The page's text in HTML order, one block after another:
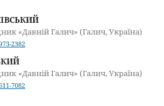
«Давній Галич» (Галич, Україна)
2382
«Давній Галич» (Галич, Україна)
7082